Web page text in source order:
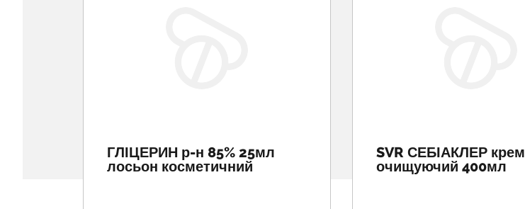
ГЛІЦЕРИН р-н 85% 25мл
лосьон косметичний
SVR СЕБІАКЛЕР крем
очищуючий 400мл